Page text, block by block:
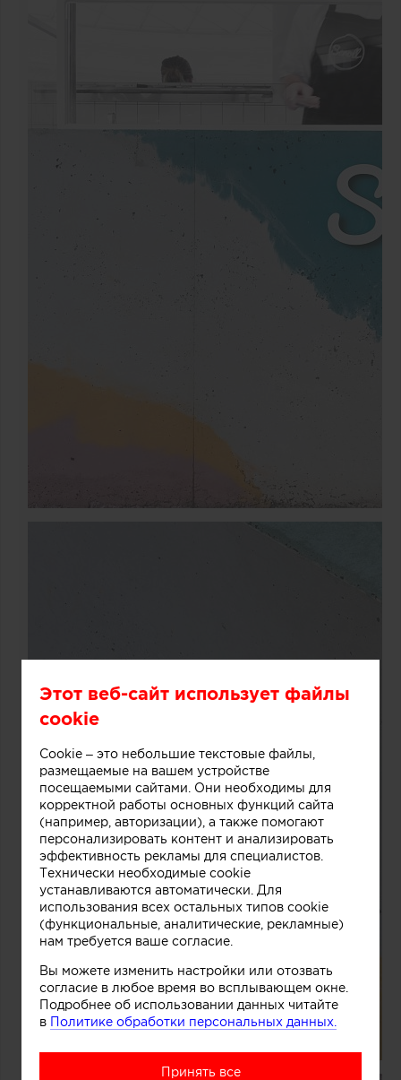
Этот веб-сайт использует файлы
cookie
Cookie – это небольшие текстовые файлы,
размещаемые на вашем устройстве
посещаемыми сайтами. Они необходимы для
корректной работы основных функций сайта
(например, авторизации), а также помогают
персонализировать контент и анализировать
эффективность рекламы для специалистов.
Технически необходимые cookie
устанавливаются автоматически. Для
использования всех остальных типов cookie
(функциональные, аналитические, рекламные)
нам требуется ваше согласие.
Вы можете изменить настройки или отозвать
согласие в любое время во всплывающем окне.
Подробнее об использовании данных читайте
в Политике обработки персональных данных.
Принять все